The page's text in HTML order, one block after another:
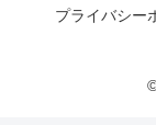
プライバシー